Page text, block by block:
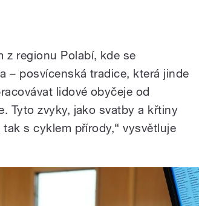
z regionu Polabí, kde se
– posvícenská tradice, která jinde
lidové obyčeje od
Tyto zvyky, jako svatby a křtiny
s cyklem přírody,“ vysvětluje